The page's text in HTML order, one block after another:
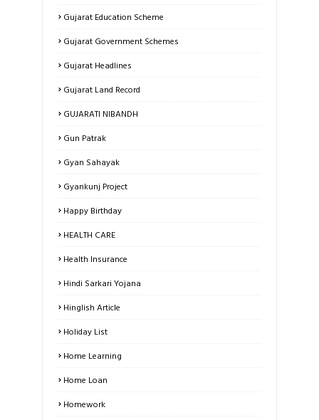
Gujarat Education Scheme
Gujarat Government Schemes
Gujarat Headlines
Gujarat Land Record
GUJARATI NIBANDH
Gun Patrak
Gyan Sahayak
Gyankunj Project
Happy Birthday
HEALTH CARE
Health Insurance
Hindi Sarkari Yojana
Hinglish Article
Holiday List
Home Learning
Home Loan
Homework